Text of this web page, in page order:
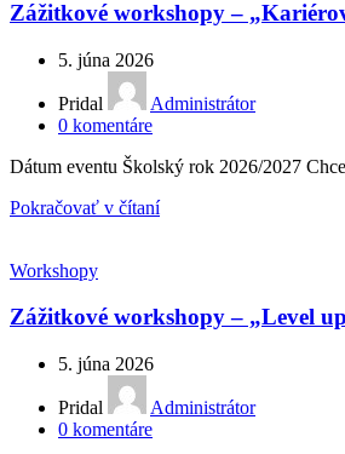
Zážitkové workshopy –
5. júna 2026
Pridal
Administrátor
0 komentáre
Dátum eventu Školský rok 2026/2027
Pokračovať v čítaní
Workshopy
Zážitkové workshopy – „Level
5. júna 2026
Pridal
Administrátor
0 komentáre